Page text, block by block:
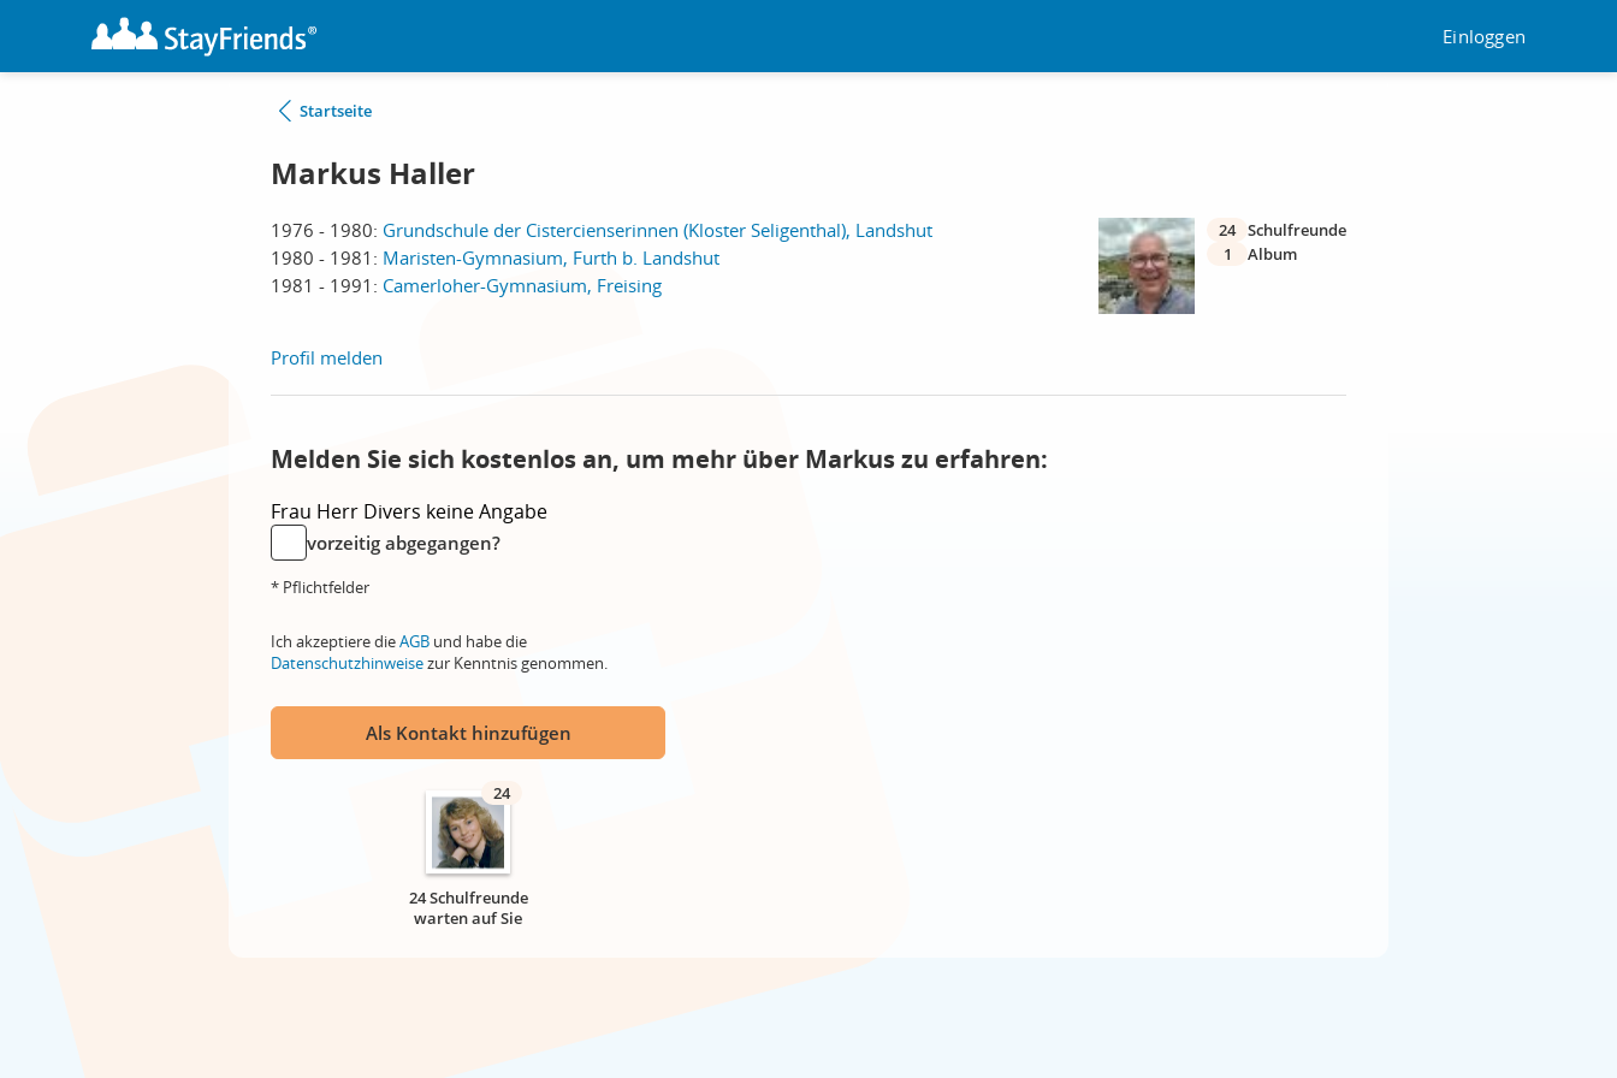
Einloggen
Startseite
Markus Haller
1976 - 1980: Grundschule der Cistercienserinnen (Kloster Seligenthal), Landshut
1980 - 1981: Maristen-Gymnasium, Furth b. Landshut
1981 - 1991: Camerloher-Gymnasium, Freising
24 Schulfreunde
1
Album
Profil melden
Melden Sie sich kostenlos an, um mehr über Markus zu erfahren:
Frau Herr Divers keine Angabe
vorzeitig abgegangen?
* Pflichtfelder
Ich akzeptiere dieAGB und habe die
Datenschutzhinweisezur Kenntnis genommen.
Als Kontakt hinzufügen
24
24 Schulfreunde
warten auf Sie